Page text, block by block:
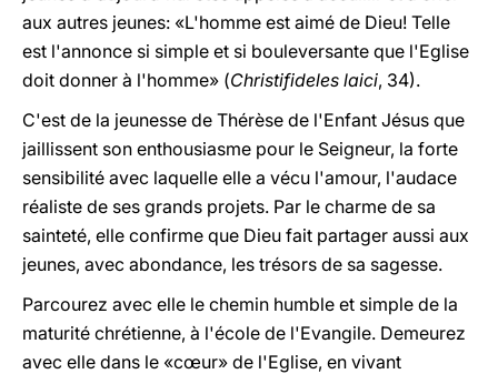
aux autres jeunes: «L'homme est aimé de Dieu! Telle
est l'annonce si simple et si bouleversante que l'Eglise
doit donner à l'homme» (Christifideles laici, 34).
C'est de la jeunesse de Thérèse de l'Enfant Jésus que
jaillissent son enthousiasme pour le Seigneur, la forte
sensibilité avec laquelle elle a vécu l'amour, l'audace
réaliste de ses grands projets. Par le charme de sa
sainteté, elle confirme que Dieu fait partager aussi aux
jeunes, avec abondance, les trésors de sa sagesse.
Parcourez avec elle le chemin humble et simple de la
maturité chrétienne, à l'école de l'Evangile. Demeurez
avec elle dans le «cœur» de l'Eglise, en vivant